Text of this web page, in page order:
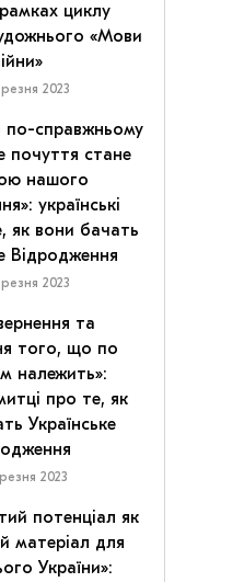
циклу
«Мови
2023
справжньому
почуття стане
нашого
українські
як вони бачать
Відродження
2023
та
того, що по
належить»:
про те, як
Українське
2023
потенціал як
матеріал для
України»: